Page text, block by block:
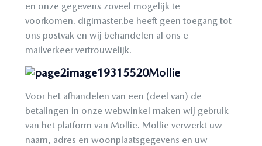
en onze gegevens zoveel mogelijk te
voorkomen. digimaster.be heeft geen toegang tot
ons postvak en wij behandelen al ons e-
mailverkeer vertrouwelijk.
Mollie
Voor het afhandelen van een (deel van) de
betalingen in onze webwinkel maken wij gebruik
van het platform van Mollie. Mollie verwerkt uw
naam, adres en woonplaatsgegevens en uw